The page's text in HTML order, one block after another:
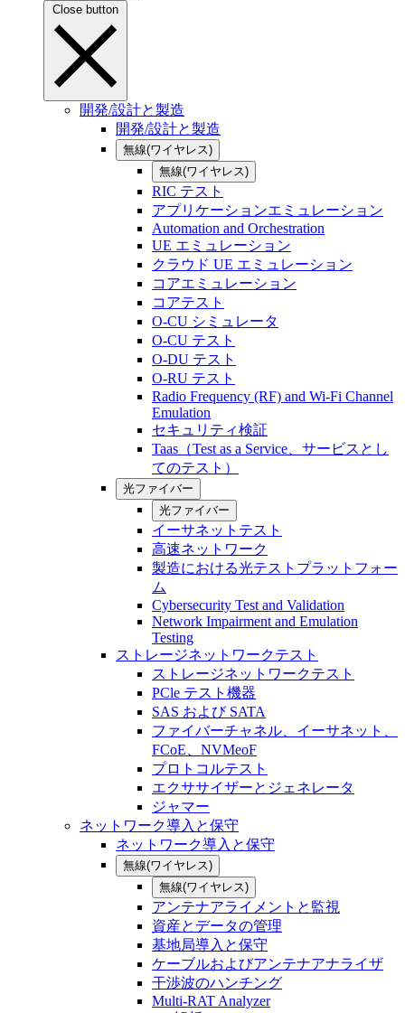
Close button
開発/設計と製造
開発/設計と製造
無線(ワイヤレス)
無線(ワイヤレス)
RIC テスト
アプリケーションエミュレーション
Automation and Orchestration
UE エミュレーション
クラウド UE エミュレーション
コアエミュレーション
コアテスト
O-CU シミュレータ
O-CU テスト
O-DU テスト
O-RU テスト
Radio Frequency (RF) and Wi-Fi Channel
Emulation
セキュリティ検証
Taas（Test as a Service、サービスとし
てのテスト）
光ファイバー
光ファイバー
イーサネットテスト
高速ネットワーク
製造における光テストプラットフォー
ム
Cybersecurity Test and Validation
Network Impairment and Emulation
Testing
ストレージネットワークテスト
ストレージネットワークテスト
PCle テスト機器
SAS および SATA
ファイバーチャネル、イーサネット、
FCoE、NVMeoF
プロトコルテスト
エクササイザーとジェネレータ
ジャマー
ネットワーク導入と保守
ネットワーク導入と保守
無線(ワイヤレス)
無線(ワイヤレス)
アンテナアライメントと監視
資産とデータの管理
基地局導入と保守
ケーブルおよびアンテナアナライザ
干渉波のハンチング
Multi-RAT Analyzer